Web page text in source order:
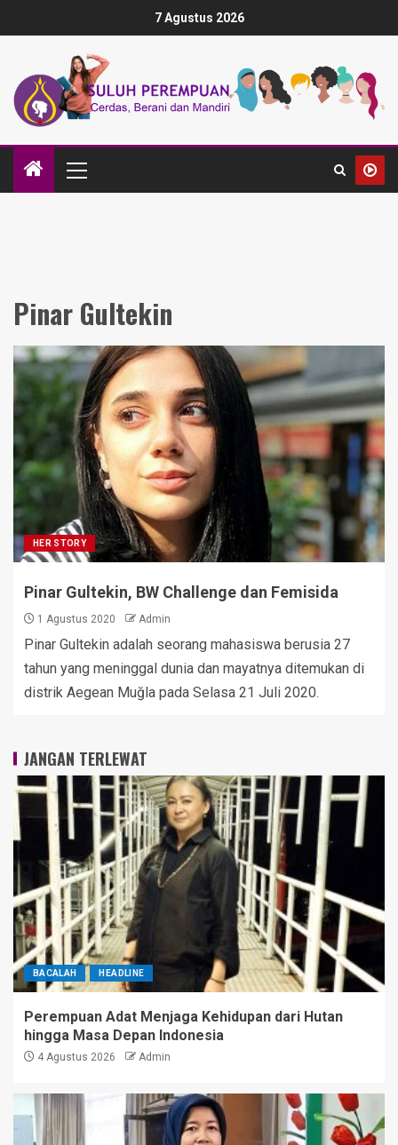
7 Agustus 2026
Pinar Gultekin
HER STORY
Pinar Gultekin, BW Challenge dan Femisida
1 Agustus 2020 Admin
Pinar Gultekin adalah seorang mahasiswa berusia 27
tahun yang meninggal dunia dan mayatnya ditemukan di
distrik Aegean Muğla pada Selasa 21 Juli 2020.
JANGAN TERLEWAT
BACALAH HEADLINE
Perempuan Adat Menjaga Kehidupan dari Hutan
hingga Masa Depan Indonesia
4 Agustus 2026 Admin